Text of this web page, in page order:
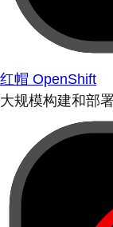
红帽 OpenShift
大规模构建和部